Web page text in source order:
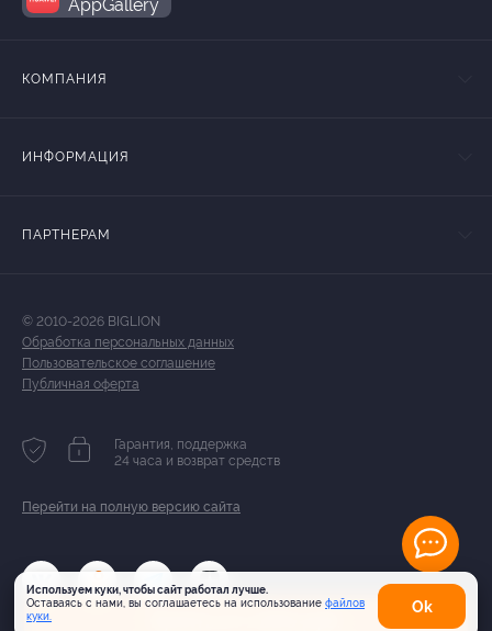
Используем куки, чтобы сайт работал лучше.
Оставаясь с нами, вы соглашаетесь на использование файлов
куки.
Оk
AppGallery
КОМПАНИЯ
ИНФОРМАЦИЯ
ПАРТНЕРАМ
© 2010-2026 BIGLION
Обработка персональных данных
Пользовательское соглашение
Публичная оферта
Гарантия, поддержка
24 часа и возврат средств
Перейти на полную версию сайта